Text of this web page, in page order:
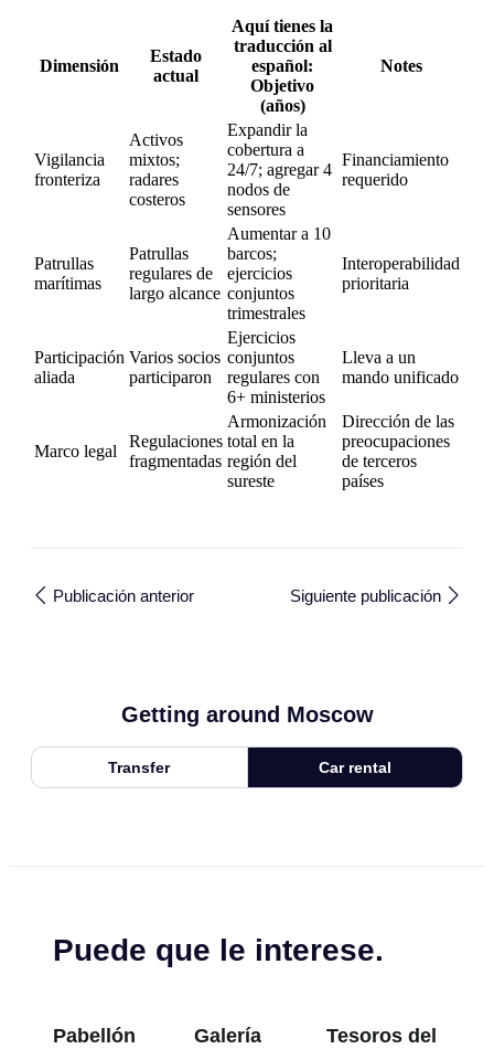
Dimensión
Estado
actual
Aquí tienes la
traducción al
español:
Objetivo
(años)
Notes
Vigilancia
fronteriza
Activos
mixtos;
radares
costeros
Expandir la
cobertura a
24/7; agregar 4
nodos de
sensores
Financiamiento
requerido
Patrullas
marítimas
Patrullas
regulares de
largo alcance
Aumentar a 10
barcos;
ejercicios
conjuntos
trimestrales
Interoperabilidad
prioritaria
Participación
aliada
Varios socios
participaron
Ejercicios
conjuntos
regulares con
6+ ministerios
Lleva a un
mando unificado
Marco legal
Regulaciones
fragmentadas
Armonización
total en la
región del
sureste
Dirección de las
preocupaciones
de terceros
países
Publicación anterior Siguiente publicación
Getting around Moscow
Transfer Car rental
Puede que le interese.
Pabellón
Galería
Tesoros del